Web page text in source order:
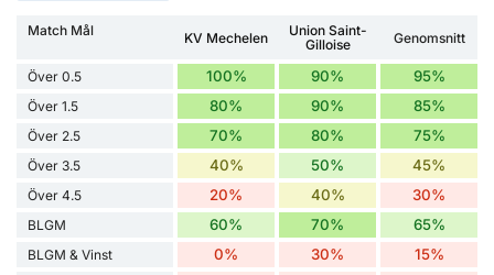
Match Mål KV Mechelen
Union Saint-
Gilloise
Genomsnitt
Över 0.5 100% 90% 95%
Över 1.5 80% 90% 85%
Över 2.5 70% 80% 75%
Över 3.5 40% 50% 45%
Över 4.5 20% 40% 30%
BLGM 60% 70% 65%
BLGM & Vinst 0% 30% 15%